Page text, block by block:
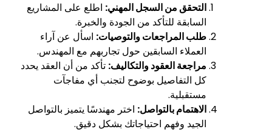
التحقق من السجل المهني: اطلع على المشاريع
السابقة للتأكد من الجودة والخبرة.
طلب المراجعات والتوصيات: اسأل عن آراء
العملاء السابقين حول تجاربهم مع المهندس.
مراجعة العقود والتكاليف: تأكد من أن العقد يحدد
كل التفاصيل بوضوح لتجنب أي مفاجآت
مستقبلية.
الاهتمام بالتواصل: اختر مهندسًا يتميز بالتواصل
الجيد وفهم احتياجاتك بشكل دقيق.